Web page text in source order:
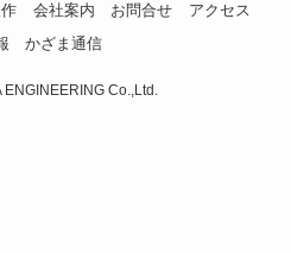
会社案内 お問合せ
アクセス
かざま通信
Co.,Ltd.